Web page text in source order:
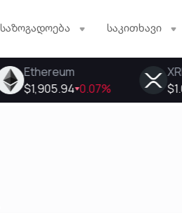
საზოგადოება საკითხავი